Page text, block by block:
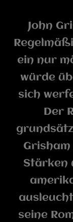
John
ein nur
würde
sich
Der
Stärken
seine